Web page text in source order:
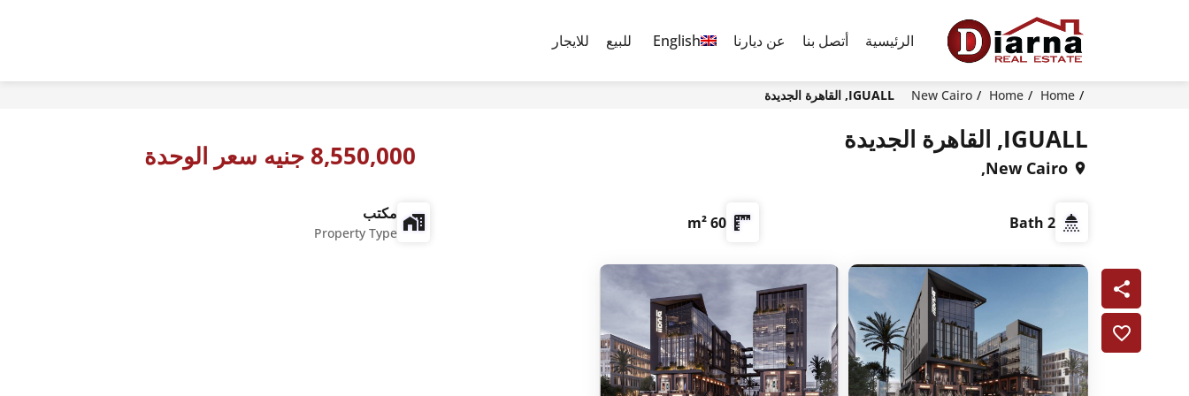
الرئيسية أتصل بنا عن ديارنا English للبيع للايجار
Home
Home
New Cairo IGUALL, القاهرة الجديدة
IGUALL, القاهرة الجديدة
New Cairo, 8,550,000 جنيه سعر الوحدة
2 Bath
60 m² مكتب
Property Type